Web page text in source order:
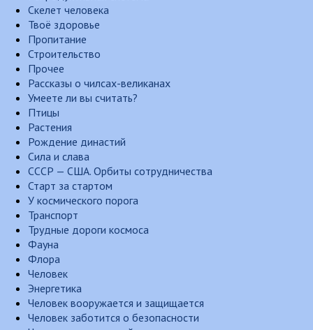
Скелет человека
Твоё здоровье
Пропитание
Строительство
Прочее
Рассказы о чилсах-великанах
Умеете ли вы считать?
Птицы
Растения
Рождение династий
Сила и слава
СССР — США. Орбиты сотрудничества
Старт за стартом
У космического порога
Транспорт
Трудные дороги космоса
Фауна
Флора
Человек
Энергетика
Человек вооружается и защищается
Человек заботится о безопасности